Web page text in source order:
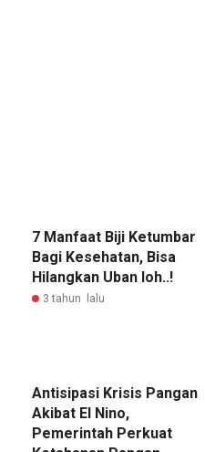
7 Manfaat Biji Ketumbar
Bagi Kesehatan, Bisa
Hilangkan Uban loh..!
3 tahun lalu
Antisipasi Krisis Pangan
Akibat El Nino,
Pemerintah Perkuat